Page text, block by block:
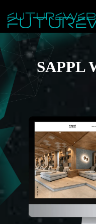
SAPPL